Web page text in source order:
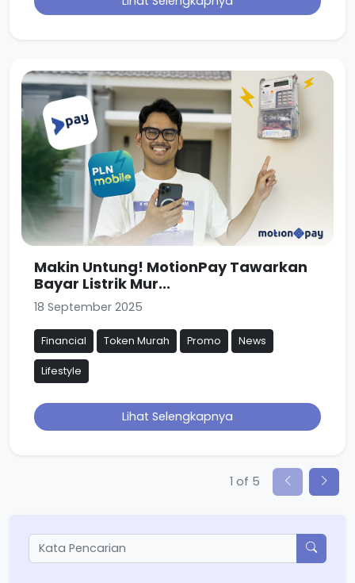
Makin Untung! MotionPay Tawarkan
Bayar Listrik Mur...
18 September 2025
Financial Token Murah Promo News
Lifestyle
Lihat Selengkapnya
1 of 5